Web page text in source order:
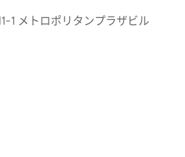
1 メトロポリタンプラザビル